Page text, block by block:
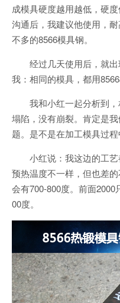
成模具硬度越用越低，硬
沟通后，我建议他使用，
不多的8566模具钢。
经过几天使用后，就
我：相同的模具，都用
我和小红一起分析到
塌陷，没有崩裂。肯定是
题。是不是在加工模具过
小红说：我这边的工
预热温度不一样，但也差
会有700-800度。前面
00度。